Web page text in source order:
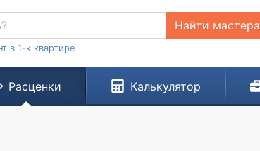
Найти мастера
в 1-к квартире
Расценки Калькулятор